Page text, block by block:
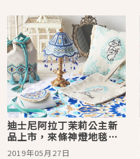
迪士尼阿拉丁茉莉公主新
品上市，來條神燈地毯
吧！
2019年05月27日